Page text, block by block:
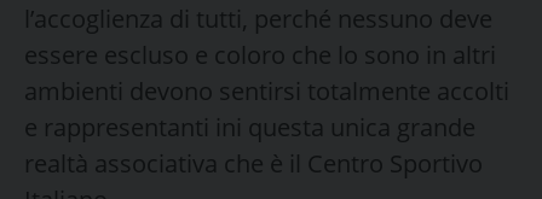
l’accoglienza di tutti, perché nessuno deve
essere escluso e coloro che lo sono in altri
ambienti devono sentirsi totalmente accolti
e rappresentanti ini questa unica grande
realtà associativa che è il Centro Sportivo